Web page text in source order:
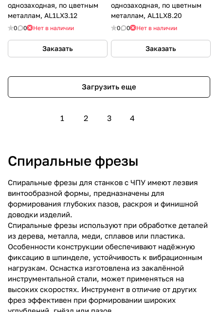
однозаходная, по цветным
металлам, AL1LX3.12
0 0 Нет в наличии
Заказать
однозаходная, по цветным
металлам, AL1LX8.20
0 0 Нет в наличии
Заказать
Загрузить еще
1 2 3 4
Спиральные фрезы
Спиральные фрезы для станков с ЧПУ имеют лезвия
винтообразной формы, предназначены для
формирования глубоких пазов, раскроя и финишной
доводки изделий.
Спиральные фрезы используют при обработке деталей
из дерева, металла, меди, сплавов или пластика.
Особенности конструкции обеспечивают надёжную
фиксацию в шпинделе, устойчивость к вибрационным
нагрузкам. Оснастка изготовлена из закалённой
инструментальной стали, может применяться на
высоких скоростях. Инструмент в отличие от других
фрез эффективен при формировании широких